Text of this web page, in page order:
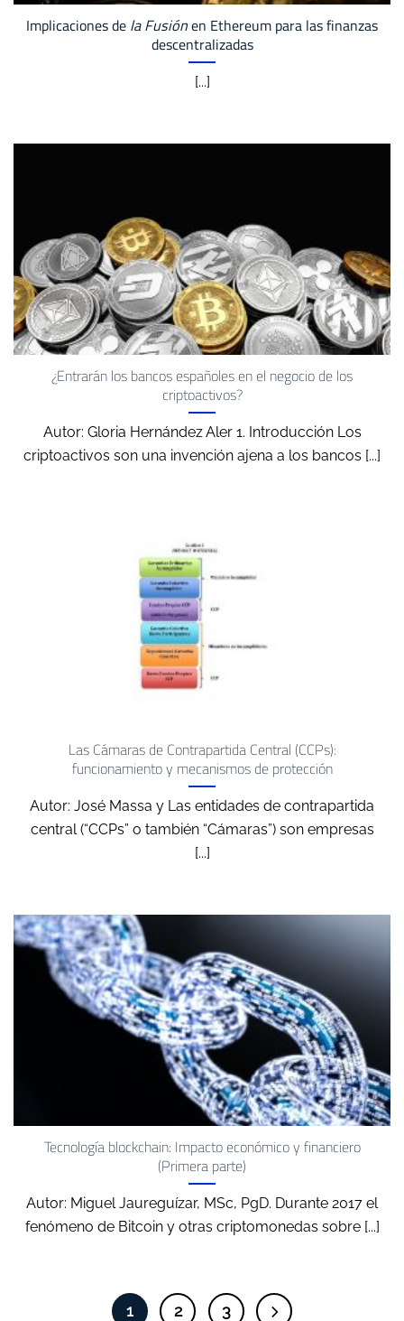
Implicaciones de la Fusiónen Ethereum para las finanzas
descentralizadas
[...]
¿Entrarán los bancos españoles en el negocio de los
criptoactivos?
Autor: Gloria Hernández Aler 1. Introducción Los
criptoactivos son una invención ajena a los bancos [...]
Las Cámaras de Contrapartida Central (CCPs):
funcionamiento y mecanismos de protección
Autor: José Massa y Las entidades de contrapartida
central (“CCPs” o también “Cámaras”) son empresas
[...]
Tecnología blockchain: Impacto económico y financiero
(Primera parte)
Autor: Miguel Jaureguízar, MSc, PgD. Durante 2017 el
fenómeno de Bitcoin y otras criptomonedas sobre [...]
1 2 3